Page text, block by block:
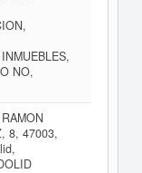
NO,
8, 47003,